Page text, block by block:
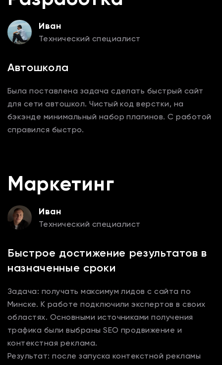
Иван
Технический специалист
Автошкола
Была поставлена задача сделать быстрый сайт
для сети автошкол. Чистый код верстки, на
бэкэнде минимальный набор плагинов. С работой
справился быстро.
Маркетинг
Иван
Технический специалист
Быстрое достижение результатов в
назначенные сроки
Задача: получать максимум лидов с сайта по
Минске. К работе подключили экспертов в своих
областях. Основными источниками получения
трафика были выбраны SEO продвижение и
контекстная реклама.
Результат: после запуска контекстной рекламы